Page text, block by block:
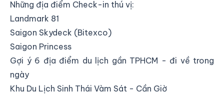
Những địa điểm Check-in thú vị:
Landmark 81
Saigon Skydeck (Bitexco)
Saigon Princess
Gợi ý 6 địa điểm du lịch gần TPHCM - đi về trong
ngày
Khu Du Lịch Sinh Thái Vàm Sát - Cần Giờ